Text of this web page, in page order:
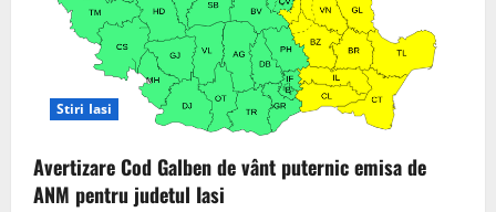
Stiri Iasi
Avertizare Cod Galben de vânt puternic emisa de
ANM pentru judetul Iasi